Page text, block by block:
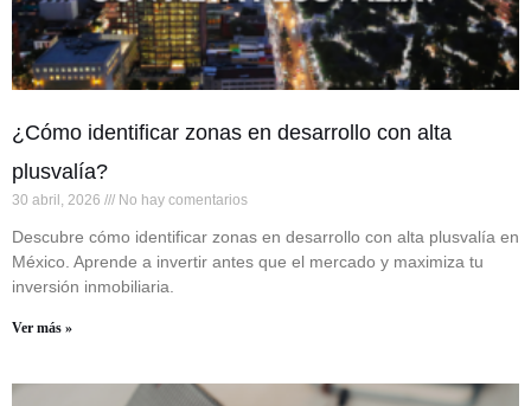
¿Cómo identificar zonas en desarrollo con alta
plusvalía?
30 abril, 2026 No hay comentarios
Descubre cómo identificar zonas en desarrollo con alta plusvalía en
México. Aprende a invertir antes que el mercado y maximiza tu
inversión inmobiliaria.
Ver más »